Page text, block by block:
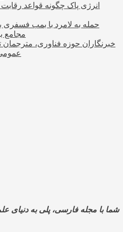
انرژی پاک چگونه قواعد
حمله به لامرد با بمب فسفری
مجامع
خبرنگاران حوزه فناوری، مترجمان
شما با مجله فارسی، پلی به دنیای